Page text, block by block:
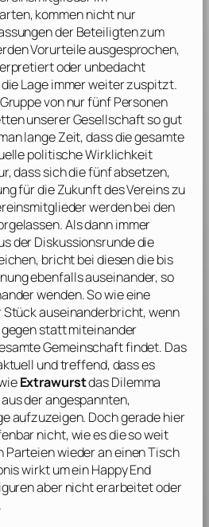
kommen nicht nur
der Beteiligten zum
Vorurteile ausgesprochen,
oder unbedacht
Lage immer weiter zuspitzt.
von nur fünf Personen
unserer Gesellschaft so gut
lange Zeit, dass die gesamte
politische Wirklichkeit
dass sich die fünf absetzen,
für die Zukunft des Vereins zu
werden bei den
Als dann immer
der Diskussionsrunde die
bricht bei diesen die bis
ebenfalls auseinander, so
wenden. So wie eine
auseinanderbricht, wenn
statt miteinander
Gemeinschaft findet. Das
und treffend, dass es
Extrawurstdas Dilemma
der angespannten,
aufzuzeigen. Doch gerade hier
nicht, wie es die so weit
Parteien wieder an einen Tisch
wirkt um ein Happy End
aber nicht erarbeitet oder